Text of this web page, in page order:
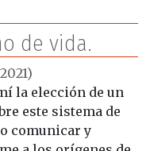
de vida.
la elección de un
este sistema de
comunicar y